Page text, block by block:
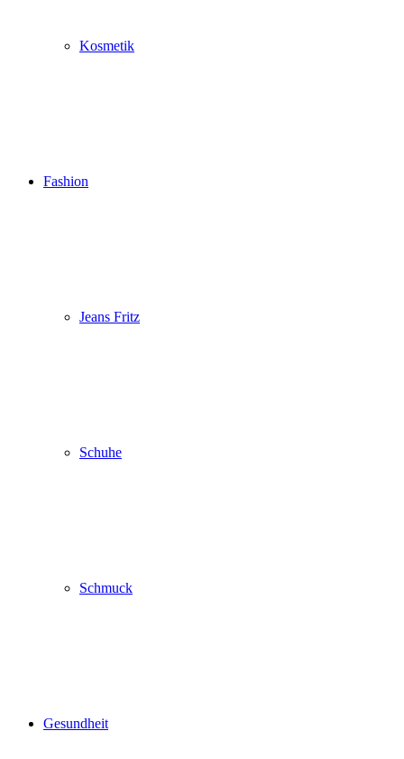
Kosmetik
Fashion
Jeans Fritz
Schuhe
Schmuck
Gesundheit